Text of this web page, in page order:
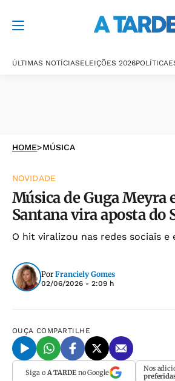
ÚLTIMAS NOTÍCIASELEIÇÕES 2026POLÍTICA
HOME>MÚSICA
NOVIDADE
Música de Guga Meyra
Santana vira aposta do
O hit viralizou nas redes sociais e
Por Franciely Gomes
02/06/2026 - 2:09 h
OUÇA COMPARTILHE
Siga o A TARDEno Google Nos